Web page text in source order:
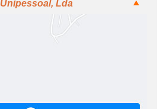
Lda